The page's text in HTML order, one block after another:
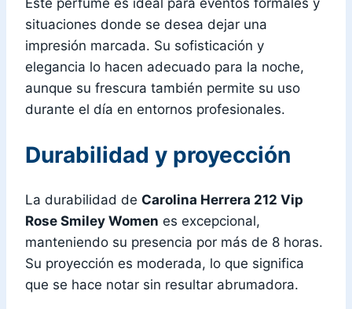
situaciones donde se desea dejar una
impresión marcada. Su sofisticación y
elegancia lo hacen adecuado para la noche,
aunque su frescura también permite su uso
durante el día en entornos profesionales.
Durabilidad y proyección
La durabilidad de Carolina Herrera 212 Vip
Rose Smiley Women es excepcional,
manteniendo su presencia por más de 8 horas.
Su proyección es moderada, lo que significa
que se hace notar sin resultar abrumadora.